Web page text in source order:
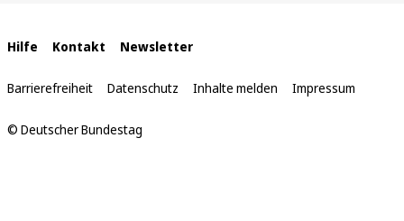
Interne
Links
Hilfe Kontakt Newsletter
Barrierefreiheit Datenschutz Inhalte melden Impressum
© Deutscher Bundestag